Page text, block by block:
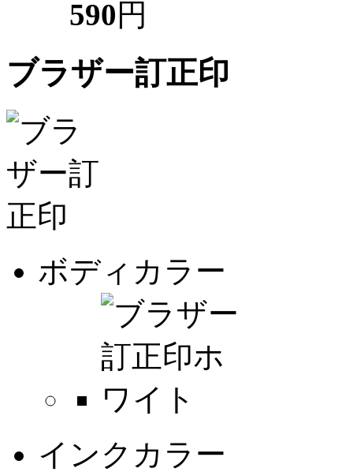
590円
ブラザー訂正印
ボディカラー
インクカラー